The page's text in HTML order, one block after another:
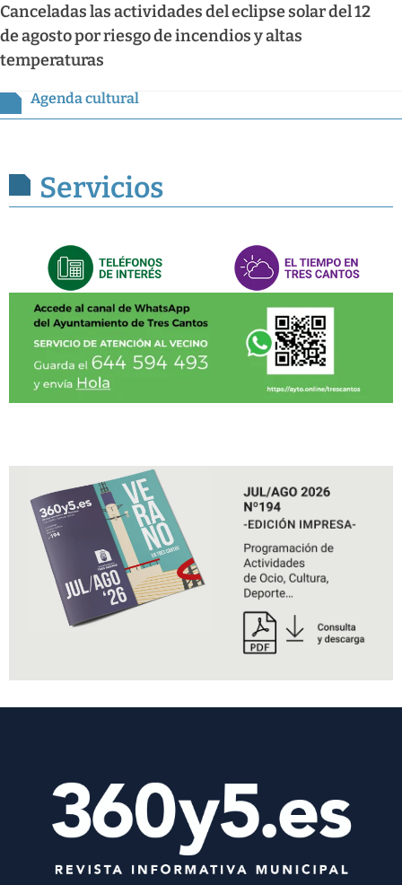
Canceladas las actividades del eclipse solar del 12
de agosto por riesgo de incendios y altas
temperaturas
Agenda cultural
Servicios